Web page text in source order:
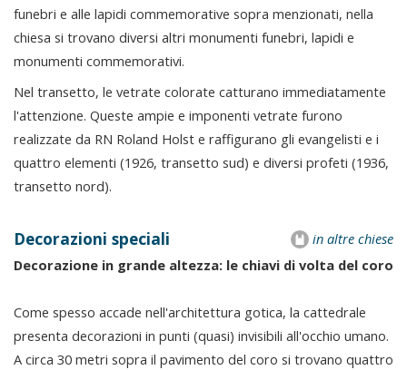
funebri e alle lapidi commemorative sopra menzionati, nella
chiesa si trovano diversi altri monumenti funebri, lapidi e
monumenti commemorativi.
Nel transetto, le vetrate colorate catturano immediatamente
l'attenzione. Queste ampie e imponenti vetrate furono
realizzate da RN Roland Holst e raffigurano gli evangelisti e i
quattro elementi (1926, transetto sud) e diversi profeti (1936,
transetto nord).
in altre chiese
Decorazioni speciali
Decorazione in grande altezza: le chiavi di volta del coro
Come spesso accade nell'architettura gotica, la cattedrale
presenta decorazioni in punti (quasi) invisibili all'occhio umano.
A circa 30 metri sopra il pavimento del coro si trovano quattro